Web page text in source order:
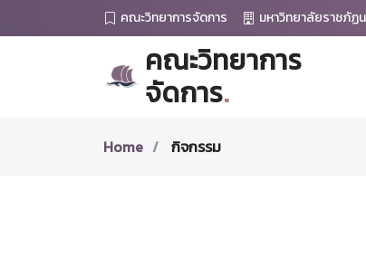
คณะวิทยาการจัดการ มหาวิทยาลัยราชภัฏ
คณะวิทยาการ
จัดการ.
Home กิจกรรม